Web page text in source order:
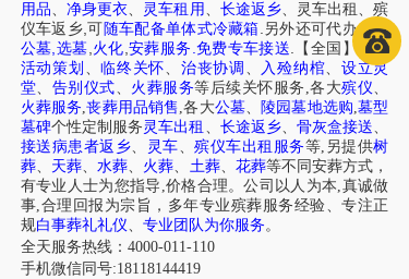
用品、 净身更衣、 灵车租用 、 长途返乡、 灵车出租 、殡
仪车返乡 可 随车配备单体式冷藏箱 另外还可代办各区
公墓 选墓 火化 安葬服务 免费专车接送 【全国】 白事
活动策划 、临终关怀、 治丧协调 、 入殓纳棺、 设立灵
堂、 告别仪式、 火葬服务等后续关怀服务,各大殡仪、
火葬服务,丧葬用品销售,各大公墓、 陵园墓地选购,墓型
墓碑个性定制服务 灵车出租 、 长途返乡、 骨灰盒接送、
接送病患者返乡、 灵车、殡仪车出租服务等,另提供树
葬、 天葬、水葬、 火葬、 土葬、 花葬等不同安葬方式，
有专业人士为您指导,价格合理。公司以人为本,真诚做
事,合理回报为宗旨，多年专业殡葬服务经验、专注正
规白事葬礼礼仪、 专业团队为你服务。
全天服务热线：4000-011-110
手机微信同号:18118144419